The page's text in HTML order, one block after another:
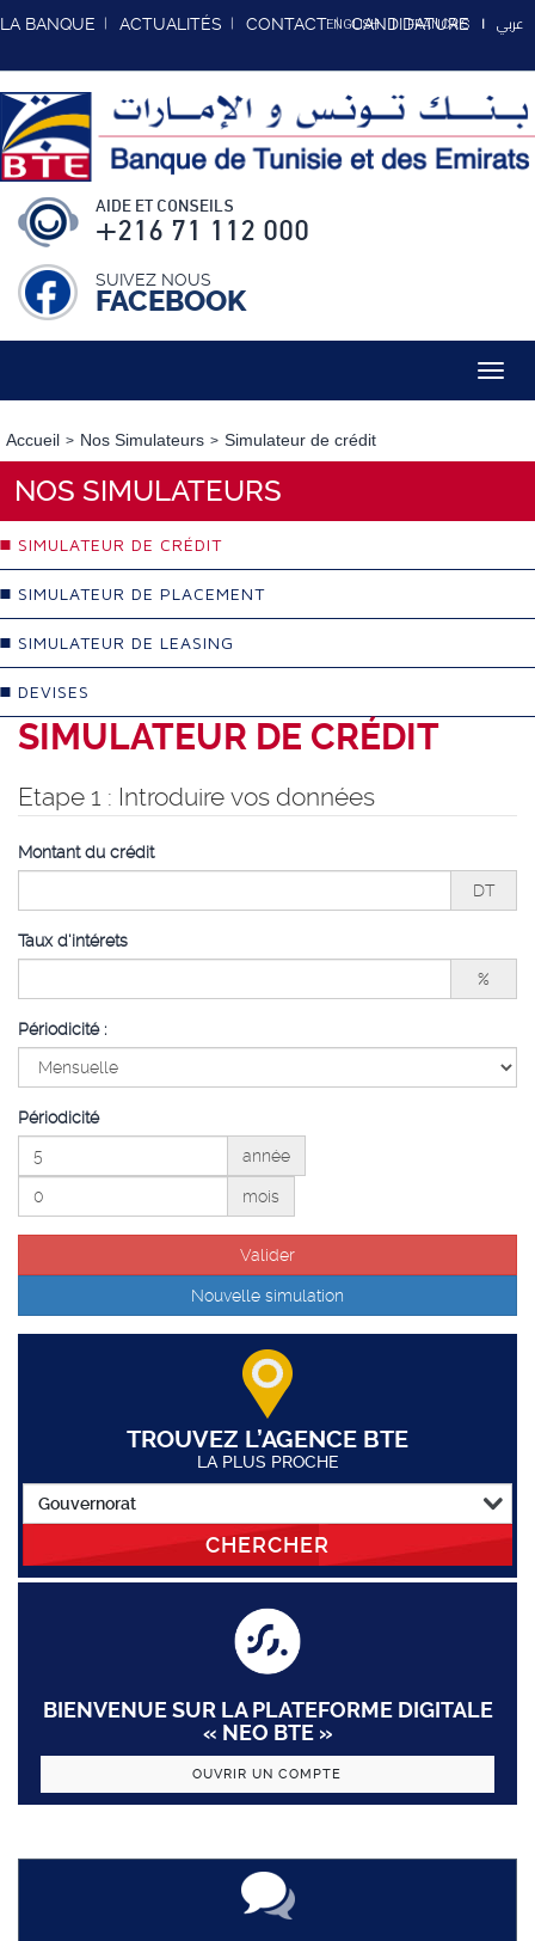
LA BANQUE ACTUALITÉS CONTACT CANDIDATURE
ENGLISH FRANCAIS عربي
AIDE ET CONSEILS
+216 71 112 000
SUIVEZ NOUS
FACEBOOK
Accueil Nos Simulateurs Simulateur de crédit
NOS SIMULATEURS
SIMULATEUR DE CRÉDIT
SIMULATEUR DE PLACEMENT
SIMULATEUR DE LEASING
DEVISES
SIMULATEUR DE CRÉDIT
Etape 1 : Introduire vos données
Montant du crédit
DT
Taux d'intérets
%
Périodicité :
Périodicité
année
mois
TROUVEZ L’AGENCE BTE
LA PLUS PROCHE
CHERCHER
BIENVENUE SUR LA PLATEFORME DIGITALE
« NEO BTE »
OUVRIR UN COMPTE